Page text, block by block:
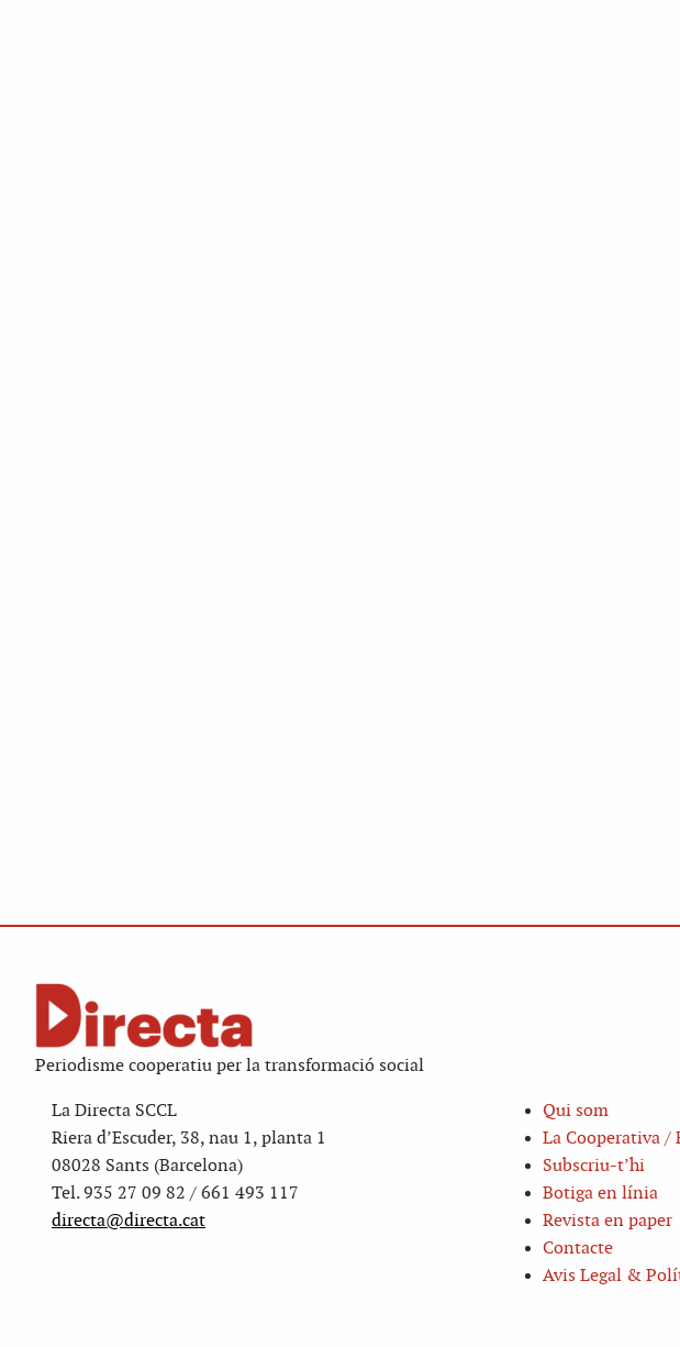
Periodisme cooperatiu per la transformació social
La Directa SCCL
Riera d’Escuder, 38, nau 1, planta 1
08028 Sants (Barcelona)
Tel. 935 27 09 82 / 661 493 117
directa@directa.cat
Qui som
La Cooperativa /
Subscriu-t’hi
Botiga en línia
Revista en paper
Contacte
Avis Legal &